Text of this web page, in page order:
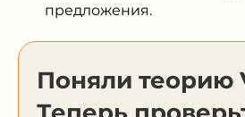
предложения.
Поняли теорию